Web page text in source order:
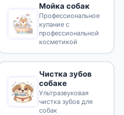
Мойка собак
Профессиональное
купание с
профессиональной
косметикой
Чистка зубов
собаке
Ультразвуковая
чистка зубов для
собак